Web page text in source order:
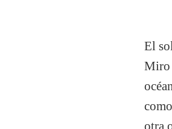
El
Miro
otra